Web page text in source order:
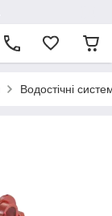
Водостічні